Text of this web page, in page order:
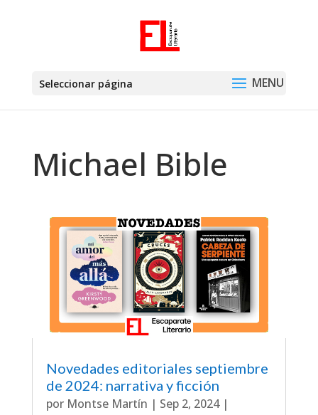
Seleccionar página
Michael Bible
Novedades editoriales septiembre
de 2024: narrativa y ficción
por Montse Martín | Sep 2, 2024|